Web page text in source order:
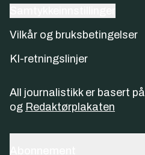
Vilkår og bruksbetingelser
KI-retningslinjer
All journalistikk er basert på
og Redaktørplakaten